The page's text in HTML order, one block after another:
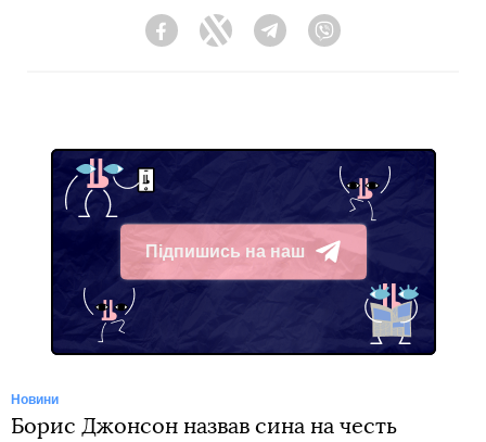
FacebookTwitter Telegram
Підпишись на наш
Telegram
Новини
Борис Джонсон назвав сина на честь